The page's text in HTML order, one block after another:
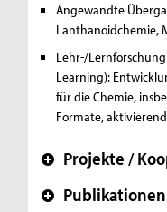
Angewandte
Lanthanoidchemie,
Lehr-/
Learning):
für die Chemie,
Formate,
+ Projekte /
+ Publikationen